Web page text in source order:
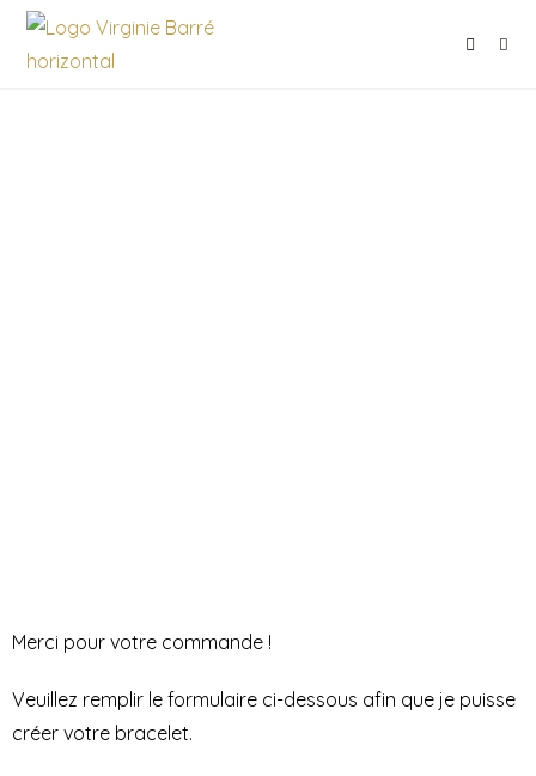
Merci pour votre commande !
Veuillez remplir le formulaire ci-dessous afin que je puisse
créer votre bracelet.